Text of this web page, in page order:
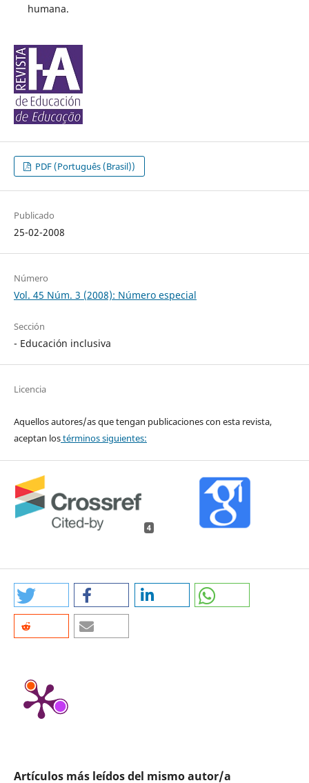
humana.
PDF (Português (Brasil))
Publicado
25-02-2008
Número
Vol. 45 Núm. 3 (2008): Número especial
Sección
- Educación inclusiva
Licencia
Aquellos autores/as que tengan publicaciones con esta revista,
aceptan lostérminos siguientes:
4
Artículos más leídos del mismo autor/a